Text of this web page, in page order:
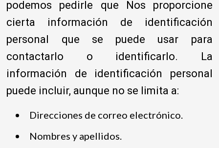
podemos pedirle que Nos proporcione
cierta información de identificación
personal que se puede usar para
contactarlo o identificarlo. La
información de identificación personal
puede incluir, aunque no se limita a:
Direcciones de correo electrónico.
Nombres y apellidos.